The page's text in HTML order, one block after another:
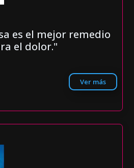
es el mejor remedio
el dolor."
Ver más